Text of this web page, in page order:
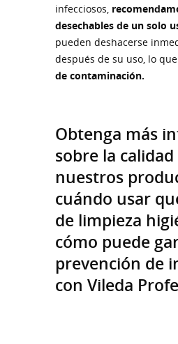
infecciosos,
desechables de un solo
pueden deshacerse
después de su uso, lo que
de contaminación.
Obtenga más
sobre la calidad
nuestros
cuándo usar
de limpieza
cómo puede
prevención de
con Vileda